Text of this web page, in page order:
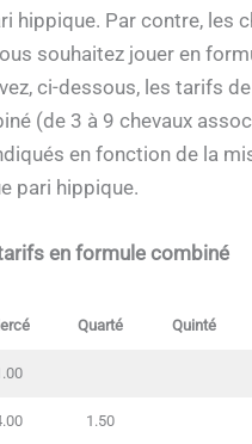
hippique. Par contre, les
souhaitez jouer en
ci-dessous, les tarifs
(de 3 à 9 chevaux
en fonction de la
pari hippique.
en formule combiné
Quarté Quinté
1.50